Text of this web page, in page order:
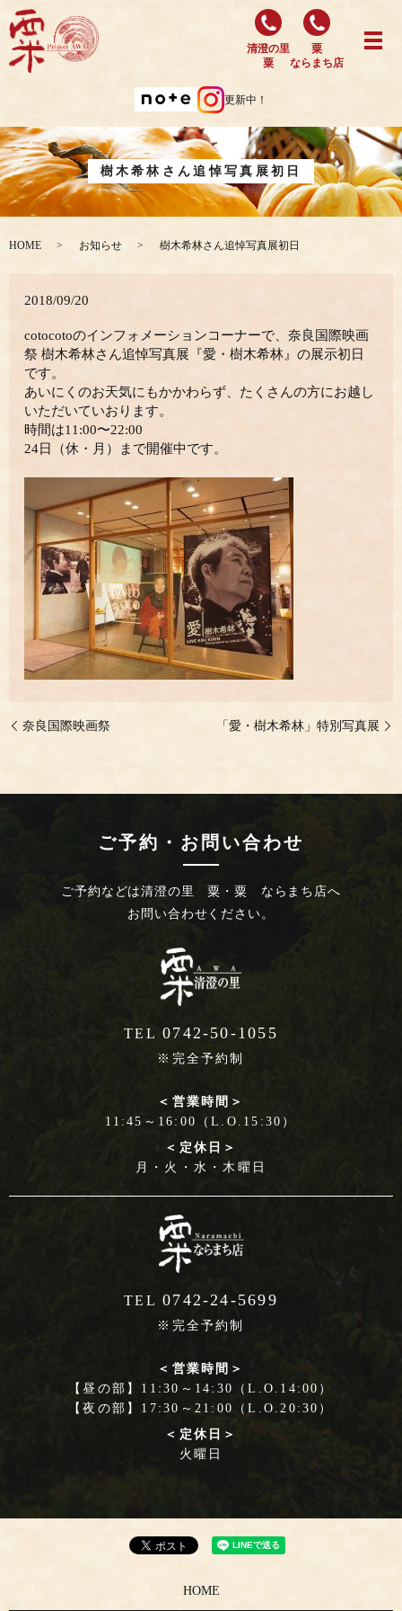
更新中！
清澄の里
粟
粟
ならまち店
樹木希林さん追悼写真展初日
HOME お知らせ 樹木希林さん追悼写真展初日
2018/09/20
cotocotoのインフォメーションコーナーで、奈良国際映画
祭 樹木希林さん追悼写真展『愛・樹木希林』の展示初日
です。
あいにくのお天気にもかかわらず、たくさんの方にお越し
いただいていおります。
時間は11:00〜22:00
24日（休・月）‬まで開催中です。
奈良国際映画祭 「愛・樹木希林」特別写真展
ご予約・お問い合わせ
ご予約などは清澄の里 粟・粟 ならまち店へ
お問い合わせください。
TEL0742-50-1055
※完全予約制
＜営業時間＞
11:45～16:00（L.O.15:30）
＜定休日＞
月・火・水・木曜日
TEL0742-24-5699
※完全予約制
＜営業時間＞
【昼の部】11:30～14:30（L.O.14:00）
【夜の部】17:30～21:00（L.O.20:30）
＜定休日＞
火曜日
HOME